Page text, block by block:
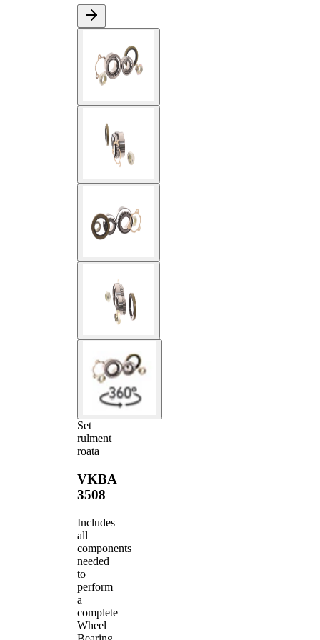
Set
rulment
roata
VKBA
3508
Includes
all
components
needed
to
perform
a
complete
Wheel